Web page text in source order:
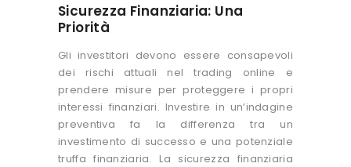
Sicurezza Finanziaria: Una
Priorità
Gli investitori devono essere consapevoli
dei rischi attuali nel trading online e
prendere misure per proteggere i propri
interessi finanziari. Investire in un’indagine
preventiva fa la differenza tra un
investimento di successo e una potenziale
truffa finanziaria. La sicurezza finanziaria